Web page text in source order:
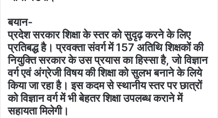
बयान-
प्रदेश सरकार शिक्षा के स्तर को सुदृढ़ करने के लिए
प्रतिबद्ध है। प्रवक्ता संवर्ग में 157 अतिथि शिक्षकों की
नियुक्ति सरकार के उस प्रयास का हिस्सा है, जो विज्ञान
वर्ग एवं अंग्रेजी विषय की शिक्षा को सुलभ बनाने के लिये
किया जा रहा है। इस कदम से स्थानीय स्तर पर छात्रों
को विज्ञान वर्ग में भी बेहतर शिक्षा उपलब्ध कराने में
सहायता मिलेगी।